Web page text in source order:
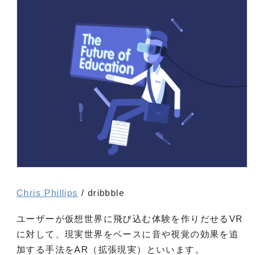
Chris Phillips / dribbble
ユーザーが仮想世界に飛び込む体験を作りだせるVR
に対して、現実世界をベースに音や視覚の効果を追
加する手法をAR（拡張現実）といいます。